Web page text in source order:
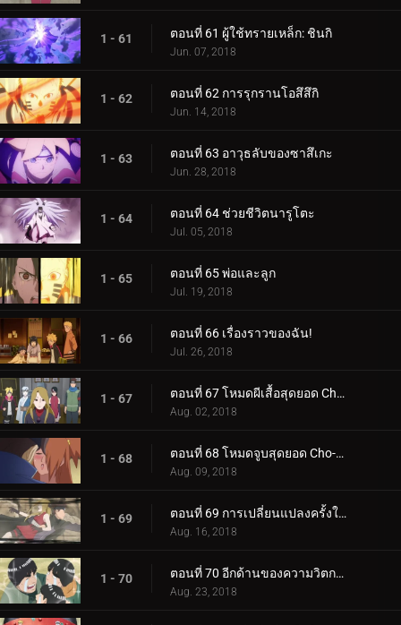
1 - 61 ตอนที่ 61 ผู้ใช้ทรายเหล็ก: ชินกิ
Jun. 07, 2018
1 - 62 ตอนที่ 62 การรุกรานโอสึสึกิ
Jun. 14, 2018
1 - 63 ตอนที่ 63 อาวุธลับของซาสึเกะ
Jun. 28, 2018
1 - 64 ตอนที่ 64 ช่วยชีวิตนารูโตะ
Jul. 05, 2018
1 - 65 ตอนที่ 65 พ่อและลูก
Jul. 19, 2018
1 - 66 ตอนที่ 66 เรื่องราวของฉัน!
Jul. 26, 2018
1 - 67 ตอนที่ 67 โหมดผีเสื้อสุดยอด Cho-Cho!
Aug. 02, 2018
1 - 68 ตอนที่ 68 โหมดจูบสุดยอด Cho-Cho!
Aug. 09, 2018
1 - 69 ตอนที่ 69 การเปลี่ยนแปลงครั้งใหญ่ของความรัก Cho-Cho!
Aug. 16, 2018
1 - 70 ตอนที่ 70 อีกด้านของความวิตกกังวล
Aug. 23, 2018